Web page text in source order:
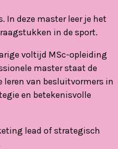
In deze master leer je het
in de sport.
voltijd MSc-opleiding
master staat de
leren van besluitvormers in
en betekenisvolle
lead of strategisch